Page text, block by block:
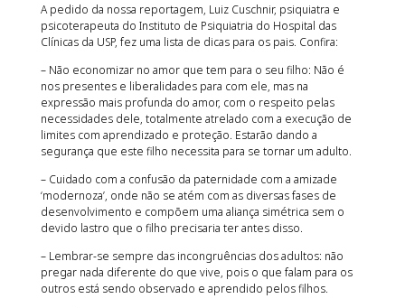
A pedido da nossa reportagem, Luiz Cuschnir, psiquiatra e
psicoterapeuta do Instituto de Psiquiatria do Hospital das
Clínicas da USP, fez uma lista de dicas para os pais. Confira:
– Não economizar no amor que tem para o seu filho: Não é
nos presentes e liberalidades para com ele, mas na
expressão mais profunda do amor, com o respeito pelas
necessidades dele, totalmente atrelado com a execução de
limites com aprendizado e proteção. Estarão dando a
segurança que este filho necessita para se tornar um adulto.
– Cuidado com a confusão da paternidade com a amizade
‘modernoza’, onde não se atém com as diversas fases de
desenvolvimento e compõem uma aliança simétrica sem o
devido lastro que o filho precisaria ter antes disso.
– Lembrar-se sempre das incongruências dos adultos: não
pregar nada diferente do que vive, pois o que falam para os
outros está sendo observado e aprendido pelos filhos.